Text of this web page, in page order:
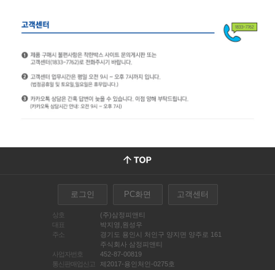
로그인 PC화면 고객센터
상호
(주)삼정피앤티
대표
박지영,원성우
주소
경기도 용인시 처인구 양지면 양주로 161
주식회사 삼정피앤티
사업자번호
452-87-00819
통신판매업신고
제2017-용인처인-0275호